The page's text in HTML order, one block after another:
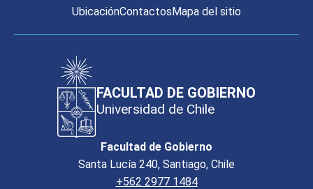
UbicaciónContactosMapa del sitio
FACULTAD DE GOBIERNO
Universidad de Chile
Facultad de Gobierno
Santa Lucía 240, Santiago, Chile
+562 2977 1484